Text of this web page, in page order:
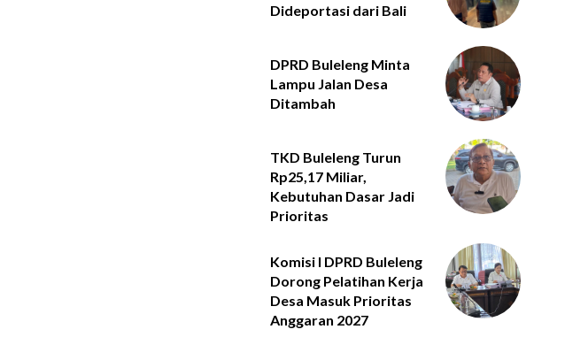
Dideportasi dari Bali
DPRD Buleleng Minta
Lampu Jalan Desa
Ditambah
TKD Buleleng Turun
Rp25,17 Miliar,
Kebutuhan Dasar Jadi
Prioritas
Komisi I DPRD Buleleng
Dorong Pelatihan Kerja
Desa Masuk Prioritas
Anggaran 2027